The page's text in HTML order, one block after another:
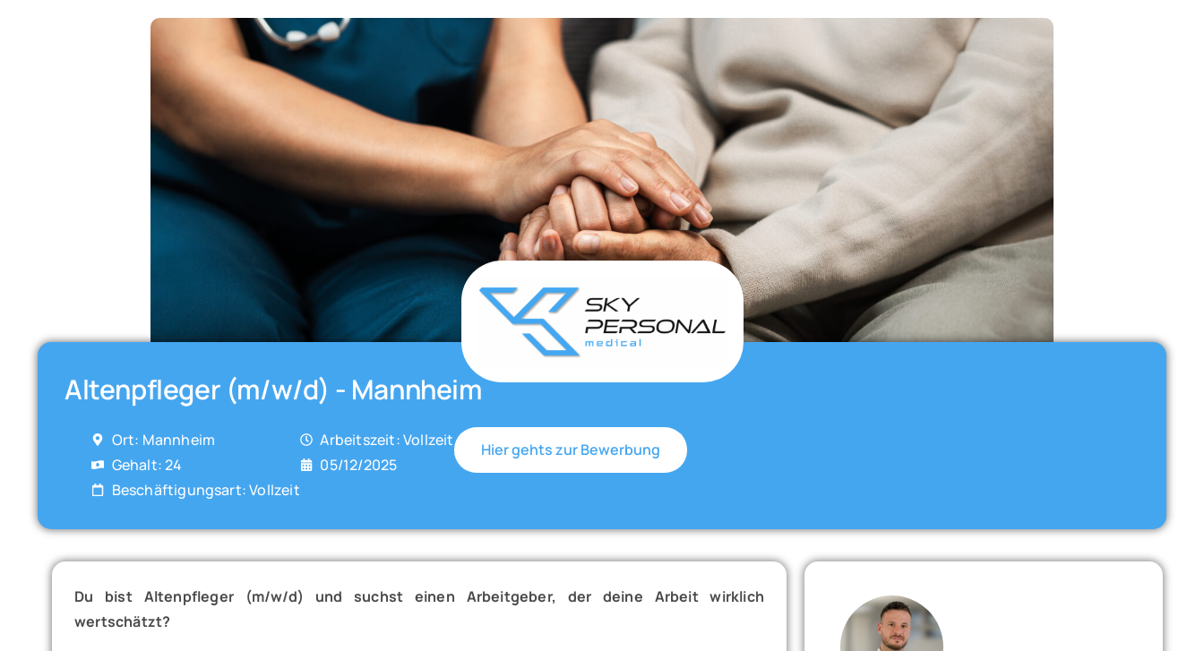
Altenpfleger (m/w/d) - Mannheim
Ort: Mannheim
Gehalt: 24
Beschäftigungsart: Vollzeit
Arbeitszeit: Vollzeit
05/12/2025
Hier gehts zur Bewerbung
Du bist Altenpfleger (m/w/d) und suchst einen Arbeitgeber, der deine Arbeit wirklich
wertschätzt?